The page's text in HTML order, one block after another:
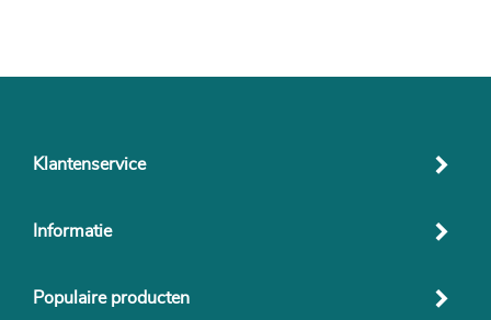
Klantenservice
Informatie
Populaire producten